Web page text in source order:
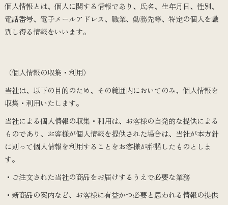
個人情報とは、個人に関する情報であり、氏名、生年月日、性別、
電話番号、電子メールアドレス、職業、勤務先等、特定の個人を識
別し得る情報をいいます。
（個人情報の収集・利用）
当社は、以下の目的のため、その範囲内においてのみ、個人情報を
収集・利用いたします。
当社による個人情報の収集・利用は、お客様の自発的な提供による
ものであり、お客様が個人情報を提供された場合は、当社が本方針
に則って個人情報を利用することをお客様が許諾したものとしま
す。
・ご注文された当社の商品をお届けするうえで必要な業務
・新商品の案内など、お客様に有益かつ必要と思われる情報の提供